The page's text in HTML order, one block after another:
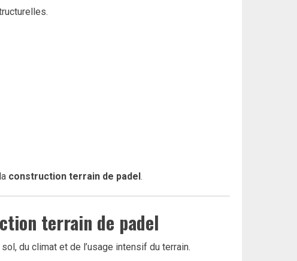
construction terrain de padel.
terrain de padel
du climat et de l’usage intensif du terrain.